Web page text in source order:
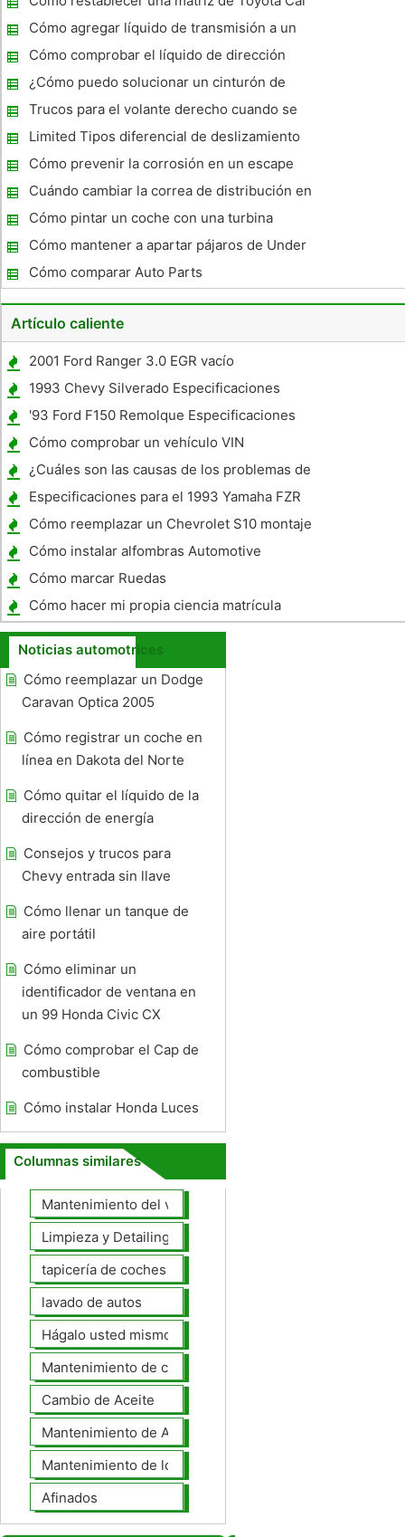
Alarm
Cómo agregar líquido de transmisión a un
2002 F150 automático
Cómo comprobar el líquido de dirección
asistida en un Honda Odyssey
¿Cómo puedo solucionar un cinturón de
seguridad en un Ford Ranger 1992?
Trucos para el volante derecho cuando se
hace una alineación de las ruedas
Limited Tipos diferencial de deslizamiento
Cómo prevenir la corrosión en un escape
Cuándo cambiar la correa de distribución en
un Fiesta
Cómo pintar un coche con una turbina
Pistola
Cómo mantener a apartar pájaros de Under
Your Car
Cómo comparar Auto Parts
Artículo caliente
2001 Ford Ranger 3.0 EGR vacío
Especificaciones
1993 Chevy Silverado Especificaciones
'93 Ford F150 Remolque Especificaciones
Cómo comprobar un vehículo VIN
¿Cuáles son las causas de los problemas de
transmisión en las ruedas delanteras?
Especificaciones para el 1993 Yamaha FZR
600
Cómo reemplazar un Chevrolet S10 montaje
del motor
Cómo instalar alfombras Automotive
Cómo marcar Ruedas
Cómo hacer mi propia ciencia matrícula
Noticias automotrices
Cómo reemplazar un Dodge
Caravan Optica 2005
Cómo registrar un coche en
línea en Dakota del Norte
Cómo quitar el líquido de la
dirección de energía
Consejos y trucos para
Chevy entrada sin llave
Cómo llenar un tanque de
aire portátil
Cómo eliminar un
identificador de ventana en
un 99 Honda Civic CX
Cómo comprobar el Cap de
combustible
Cómo instalar Honda Luces
Columnas similares
Mantenimiento del vehículo
Limpieza y Detailing
tapicería de coches
lavado de autos
Hágalo usted mismo Mantenimiento de Automotores
Mantenimiento de coches General
Cambio de Aceite
Mantenimiento de Automotores Profesional
Mantenimiento de los neumáticos
Afinados